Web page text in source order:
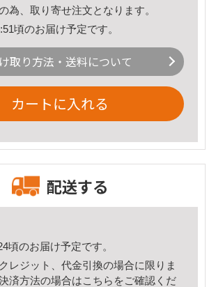
為、取り寄せ注文となります。
頃のお届け予定です。
取り方法・送料について
カートに入れる
配送する
頃のお届け予定です。
レジット、代金引換の場合に限りま
済方法の場合はこちら をご確認くだ